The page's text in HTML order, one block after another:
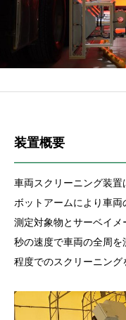
装置概要
車両スクリーニング装
ボットアームにより車両
測定対象物とサーベイ
秒の速度で車両の全周
程度でのスクリーニング